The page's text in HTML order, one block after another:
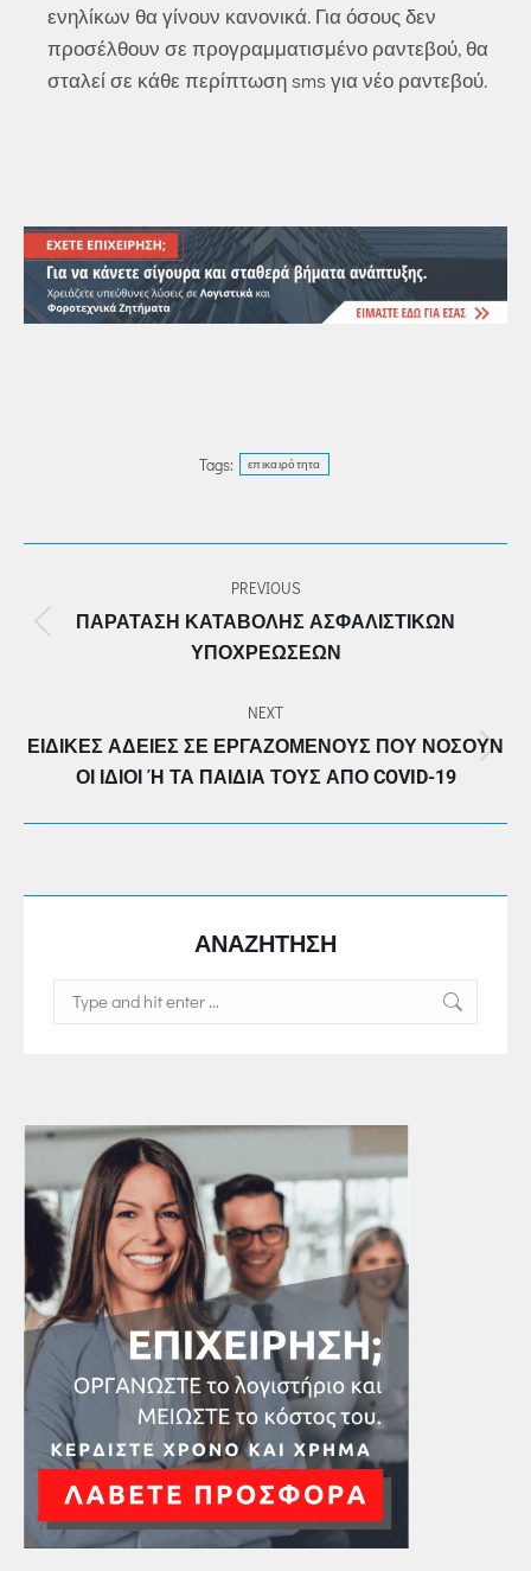
ενηλίκων θα γίνουν κανονικά. Για όσους δεν
προσέλθουν σε προγραμματισμένο ραντεβού, θα
σταλεί σε κάθε περίπτωση sms για νέο ραντεβού.
Tags: επικαιρότητα
PREVIOUS
Previous
post:
ΠΑΡΆΤΑΣΗ ΚΑΤΑΒΟΛΉΣ ΑΣΦΑΛΙΣΤΙΚΏΝ
ΥΠΟΧΡΕΏΣΕΩΝ
NEXT
Next
post:
ΕΙΔΙΚΈΣ ΆΔΕΙΕΣ ΣΕ ΕΡΓΑΖΟΜΈΝΟΥΣ ΠΟΥ ΝΟΣΟΎΝ
ΟΙ ΊΔΙΟΙ Ή ΤΑ ΠΑΙΔΙΆ ΤΟΥΣ ΑΠΌ COVID-19
ΑΝΑΖΗΤΗΣΗ
Search: